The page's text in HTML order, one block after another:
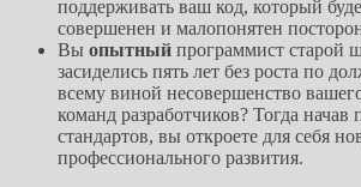
поддерживать ваш код, который
совершенен и малопонятен
Вы опытный программист старой
засиделись пять лет без роста по
всему виной несовершенство
команд разработчиков? Тогда начав
стандартов, вы откроете для себя
профессионального развития.